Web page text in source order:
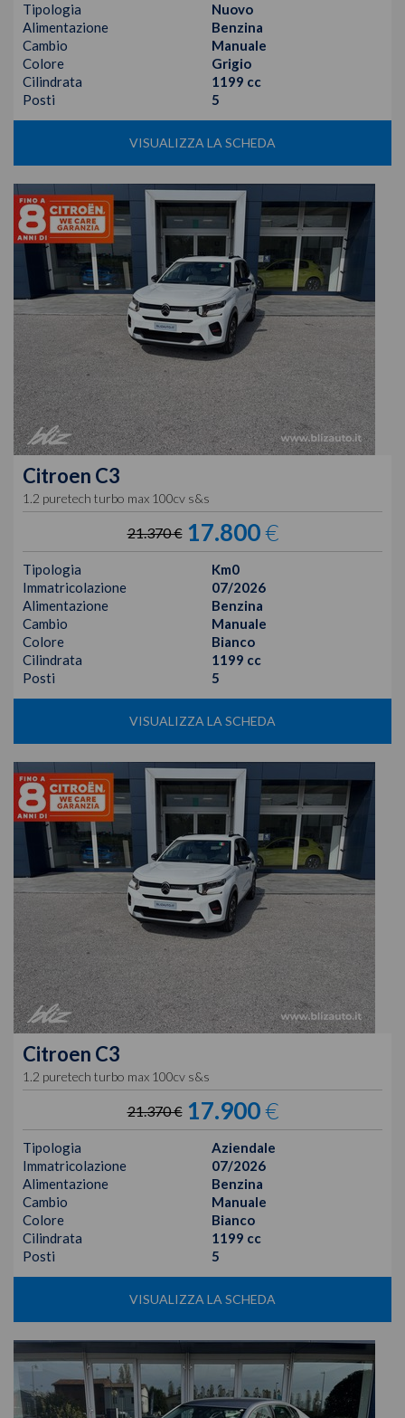
Tipologia
Nuovo
Alimentazione
Benzina
Cambio
Manuale
Colore
Grigio
Cilindrata
1199 cc
Posti
5
VISUALIZZA LA SCHEDA
Citroen C3
1.2 puretech turbo max 100cv s&s
21.370 € 17.800€
Tipologia
Km0
Immatricolazione
07/2026
Alimentazione
Benzina
Cambio
Manuale
Colore
Bianco
Cilindrata
1199 cc
Posti
5
VISUALIZZA LA SCHEDA
Citroen C3
1.2 puretech turbo max 100cv s&s
21.370 € 17.900€
Tipologia
Aziendale
Immatricolazione
07/2026
Alimentazione
Benzina
Cambio
Manuale
Colore
Bianco
Cilindrata
1199 cc
Posti
5
VISUALIZZA LA SCHEDA